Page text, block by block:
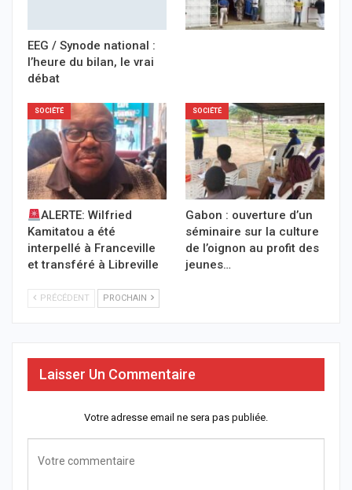
EEG / Synode national :
l’heure du bilan, le vrai
débat
SOCIÉTÉ
ALERTE: Wilfried
Kamitatou a été
interpellé à Franceville
et transféré à Libreville
SOCIÉTÉ
Gabon : ouverture d’un
séminaire sur la culture
de l’oignon au profit des
jeunes…
PRÉCÉDENT PROCHAIN
Laisser Un Commentaire
Votre adresse email ne sera pas publiée.